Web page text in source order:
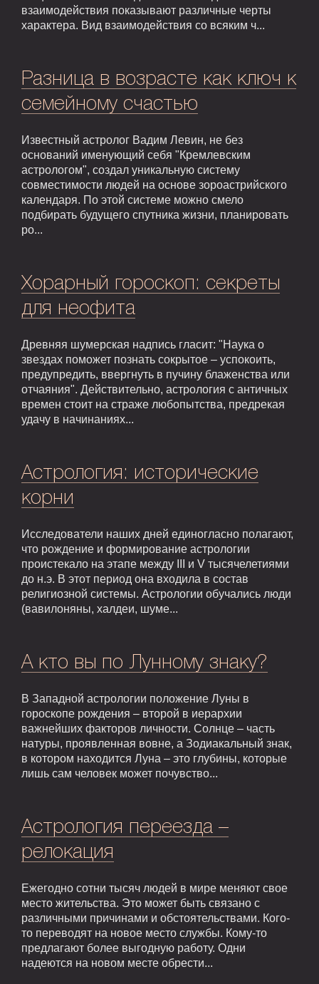
взаимодействия показывают различные черты
характера. Вид взаимодействия со всяким ч...
Разница в возрасте как ключ к
семейному счастью
Известный астролог Вадим Левин, не без
оснований именующий себя "Кремлевским
астрологом", создал уникальную систему
совместимости людей на основе зороастрийского
календаря. По этой системе можно смело
подбирать будущего спутника жизни, планировать
ро...
Хорарный гороскоп: секреты
для неофита
Древняя шумерская надпись гласит: "Наука о
звездах поможет познать сокрытое – успокоить,
предупредить, ввергнуть в пучину блаженства или
отчаяния". Действительно, астрология с античных
времен стоит на страже любопытства, предрекая
удачу в начинаниях...
Астрология: исторические
корни
Исследователи наших дней единогласно полагают,
что рождение и формирование астрологии
проистекало на этапе между III и V тысячелетиями
до н.э. В этот период она входила в состав
религиозной системы. Астрологии обучались люди
(вавилоняны, халдеи, шуме...
А кто вы по Лунному знаку?
В Западной астрологии положение Луны в
гороскопе рождения – второй в иерархии
важнейших факторов личности. Солнце – часть
натуры, проявленная вовне, а Зодиакальный знак,
в котором находится Луна – это глубины, которые
лишь сам человек может почувство...
Астрология переезда –
релокация
Ежегодно сотни тысяч людей в мире меняют свое
место жительства. Это может быть связано с
различными причинами и обстоятельствами. Кого-
то переводят на новое место службы. Кому-то
предлагают более выгодную работу. Одни
надеются на новом месте обрести...